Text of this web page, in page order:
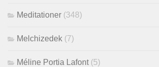
Meditationer (348)
Melchizedek (7)
Méline Portia Lafont (5)